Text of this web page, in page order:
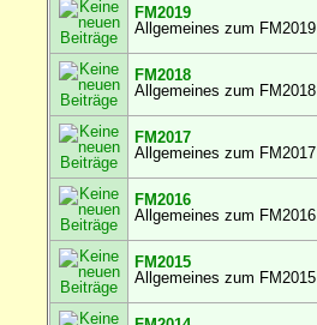
FM2019
Allgemeines zum FM2019
FM2018
Allgemeines zum FM2018
FM2017
Allgemeines zum FM2017
FM2016
Allgemeines zum FM2016
FM2015
Allgemeines zum FM2015